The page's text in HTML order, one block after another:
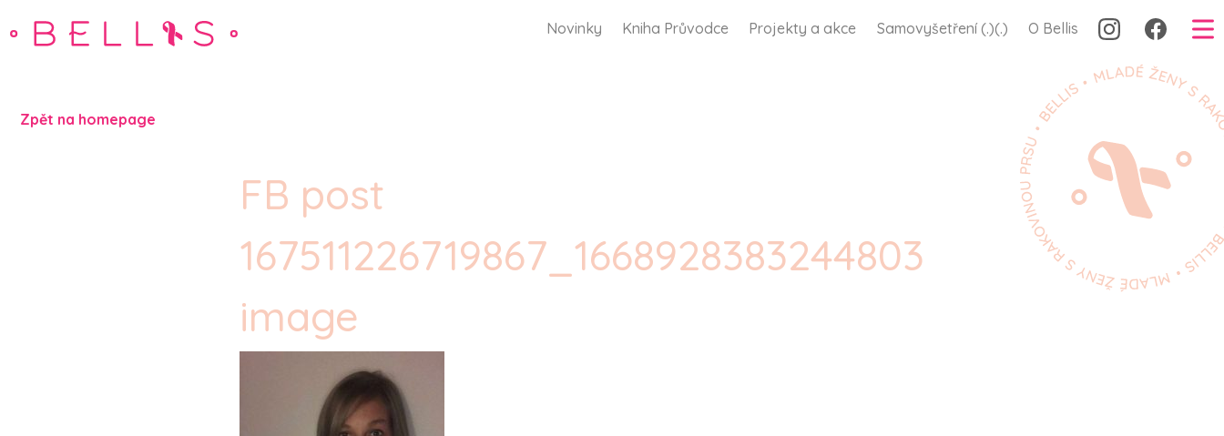
Novinky Kniha Průvodce Projekty a akce Samovyšetření (.)(.) O Bellis
Zpět na homepage
FB post
167511226719867_1668928383244803
image